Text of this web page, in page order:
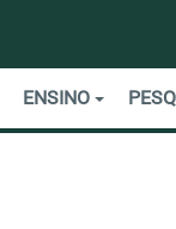
ENSINO